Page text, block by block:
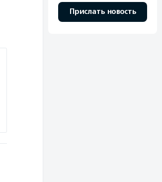
Прислать новость